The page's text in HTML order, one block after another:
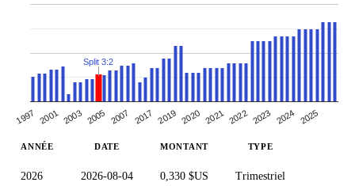
1997 2001 2003 2005 2007 2017 2019 2020 2021 2022 2023 2024 2025
Split 3:2
ANNÉE DATE MONTANT TYPE
2026 2026-08-04 0,330 $US Trimestriel